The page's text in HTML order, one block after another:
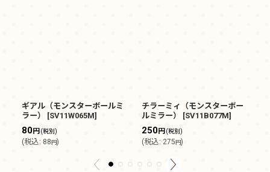
ギアル（モンスターボールミ
ラー）
[SV11W065M]
80円(税別)
(税込: 88円)
チラーミィ（モンスターボー
ルミラー）
[SV11B077M]
250円(税別)
(税込: 275円)